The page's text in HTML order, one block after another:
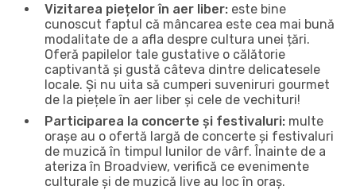
Vizitarea piețelor în aer liber: este bine
cunoscut faptul că mâncarea este cea mai bună
modalitate de a afla despre cultura unei țări.
Oferă papilelor tale gustative o călătorie
captivantă și gustă câteva dintre delicatesele
locale. Și nu uita să cumperi suveniruri gourmet
de la piețele în aer liber și cele de vechituri!
Participarea la concerte și festivaluri: multe
orașe au o ofertă largă de concerte și festivaluri
de muzică în timpul lunilor de vârf. Înainte de a
ateriza în Broadview, verifică ce evenimente
culturale și de muzică live au loc în oraș.